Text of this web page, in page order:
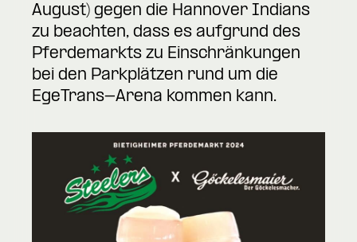
August) gegen die Hannover Indians
zu beachten, dass es aufgrund des
Pferdemarkts zu Einschränkungen
bei den Parkplätzen rund um die
EgeTrans-Arena kommen kann.